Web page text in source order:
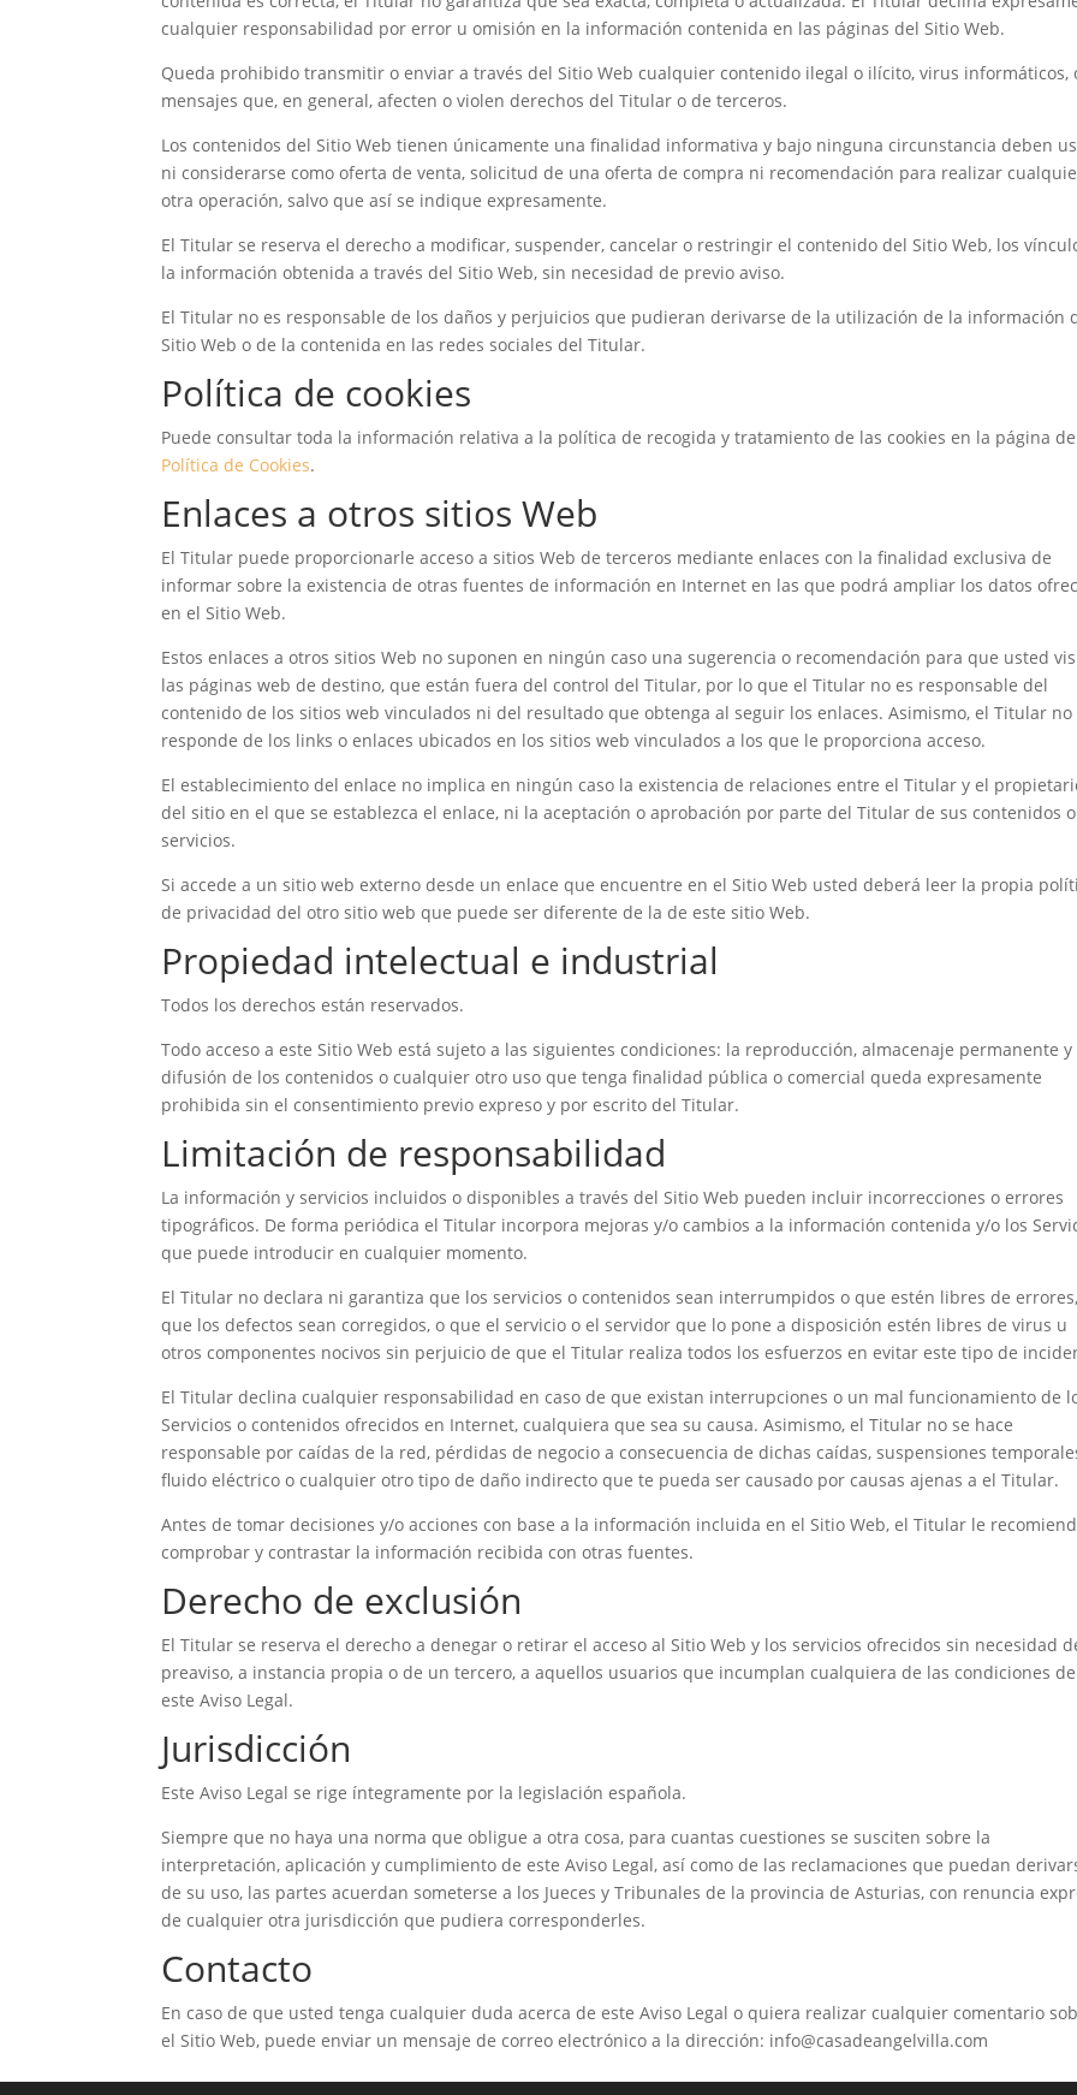
cualquier responsabilidad por error u omisión en la información contenida en las páginas del Sitio Web.
Queda prohibido transmitir o enviar a través del Sitio Web cualquier contenido ilegal o ilícito, virus informáticos,
mensajes que, en general, afecten o violen derechos del Titular o de terceros.
Los contenidos del Sitio Web tienen únicamente una finalidad informativa y bajo ninguna circunstancia deben
ni considerarse como oferta de venta, solicitud de una oferta de compra ni recomendación para realizar
otra operación, salvo que así se indique expresamente.
El Titular se reserva el derecho a modificar, suspender, cancelar o restringir el contenido del Sitio Web, los
la información obtenida a través del Sitio Web, sin necesidad de previo aviso.
El Titular no es responsable de los daños y perjuicios que pudieran derivarse de la utilización de la información
Sitio Web o de la contenida en las redes sociales del Titular.
Política de cookies
Puede consultar toda la información relativa a la política de recogida y tratamiento de las cookies en la página de
Política de Cookies.
Enlaces a otros sitios Web
El Titular puede proporcionarle acceso a sitios Web de terceros mediante enlaces con la finalidad exclusiva de
informar sobre la existencia de otras fuentes de información en Internet en las que podrá ampliar los datos
en el Sitio Web.
Estos enlaces a otros sitios Web no suponen en ningún caso una sugerencia o recomendación para que usted
las páginas web de destino, que están fuera del control del Titular, por lo que el Titular no es responsable del
contenido de los sitios web vinculados ni del resultado que obtenga al seguir los enlaces. Asimismo, el Titular no
responde de los links o enlaces ubicados en los sitios web vinculados a los que le proporciona acceso.
El establecimiento del enlace no implica en ningún caso la existencia de relaciones entre el Titular y el
del sitio en el que se establezca el enlace, ni la aceptación o aprobación por parte del Titular de sus contenidos o
servicios.
Si accede a un sitio web externo desde un enlace que encuentre en el Sitio Web usted deberá leer la propia
de privacidad del otro sitio web que puede ser diferente de la de este sitio Web.
Propiedad intelectual e industrial
Todos los derechos están reservados.
Todo acceso a este Sitio Web está sujeto a las siguientes condiciones: la reproducción, almacenaje permanente y
difusión de los contenidos o cualquier otro uso que tenga finalidad pública o comercial queda expresamente
prohibida sin el consentimiento previo expreso y por escrito del Titular.
Limitación de responsabilidad
La información y servicios incluidos o disponibles a través del Sitio Web pueden incluir incorrecciones o errores
tipográficos. De forma periódica el Titular incorpora mejoras y/o cambios a la información contenida y/o los
que puede introducir en cualquier momento.
El Titular no declara ni garantiza que los servicios o contenidos sean interrumpidos o que estén libres de errores,
que los defectos sean corregidos, o que el servicio o el servidor que lo pone a disposición estén libres de virus u
otros componentes nocivos sin perjuicio de que el Titular realiza todos los esfuerzos en evitar este tipo de
El Titular declina cualquier responsabilidad en caso de que existan interrupciones o un mal funcionamiento de
Servicios o contenidos ofrecidos en Internet, cualquiera que sea su causa. Asimismo, el Titular no se hace
responsable por caídas de la red, pérdidas de negocio a consecuencia de dichas caídas, suspensiones
fluido eléctrico o cualquier otro tipo de daño indirecto que te pueda ser causado por causas ajenas a el Titular.
Antes de tomar decisiones y/o acciones con base a la información incluida en el Sitio Web, el Titular le
comprobar y contrastar la información recibida con otras fuentes.
Derecho de exclusión
El Titular se reserva el derecho a denegar o retirar el acceso al Sitio Web y los servicios ofrecidos sin necesidad
preaviso, a instancia propia o de un tercero, a aquellos usuarios que incumplan cualquiera de las condiciones de
este Aviso Legal.
Jurisdicción
Este Aviso Legal se rige íntegramente por la legislación española.
Siempre que no haya una norma que obligue a otra cosa, para cuantas cuestiones se susciten sobre la
interpretación, aplicación y cumplimiento de este Aviso Legal, así como de las reclamaciones que puedan
de su uso, las partes acuerdan someterse a los Jueces y Tribunales de la provincia de Asturias, con renuncia
de cualquier otra jurisdicción que pudiera corresponderles.
Contacto
En caso de que usted tenga cualquier duda acerca de este Aviso Legal o quiera realizar cualquier comentario
el Sitio Web, puede enviar un mensaje de correo electrónico a la dirección: info@casadeangelvilla.com